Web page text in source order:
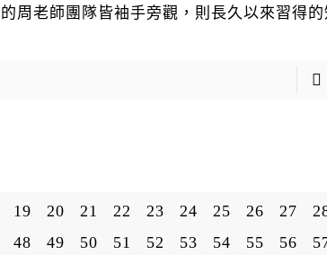
周老師團隊皆袖手旁觀，則長久以來習得的
19 20 21 22 23 24 25 26 27
48 49 50 51 52 53 54 55 56